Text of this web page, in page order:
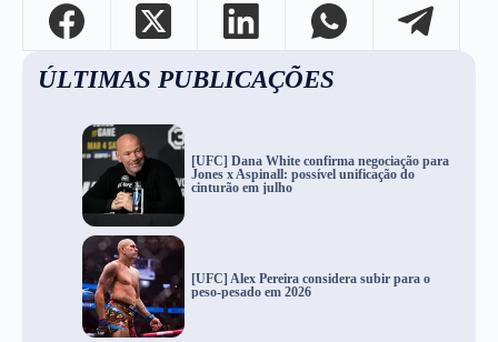
ÚLTIMAS PUBLICAÇÕES
[UFC] Dana White confirma negociação para
Jones x Aspinall: possível unificação do
cinturão em julho
[UFC] Alex Pereira considera subir para o
peso-pesado em 2026